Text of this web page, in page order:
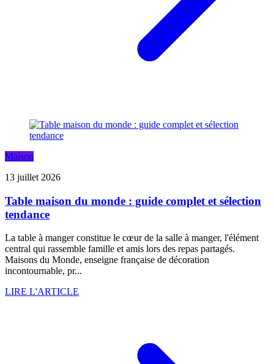
Maison
13 juillet 2026
Table maison du monde : guide complet et sélection
tendance
La table à manger constitue le cœur de la salle à manger, l'élément
central qui rassemble famille et amis lors des repas partagés.
Maisons du Monde, enseigne française de décoration
incontournable, pr...
LIRE L'ARTICLE